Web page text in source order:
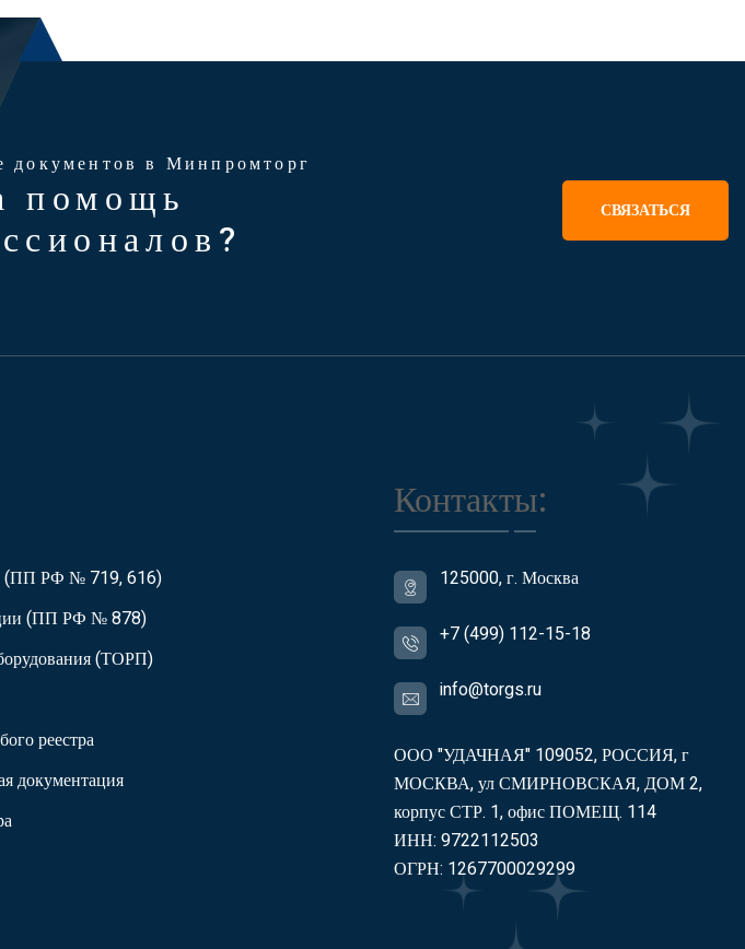
документов в Минпромторг
помощь
СВЯЗАТЬСЯ
(ПП РФ № 719, 616)
(ПП РФ № 878)
(ТОРП)
реестра
документация
Контакты:
125000, г. Москва
+7 (499) 112-15-18
info@torgs.ru
ООО "УДАЧНАЯ" 109052, РОССИЯ, г
МОСКВА, ул СМИРНОВСКАЯ, ДОМ 2,
корпус СТР. 1, офис ПОМЕЩ. 114
ИНН: 9722112503
ОГРН: 1267700029299